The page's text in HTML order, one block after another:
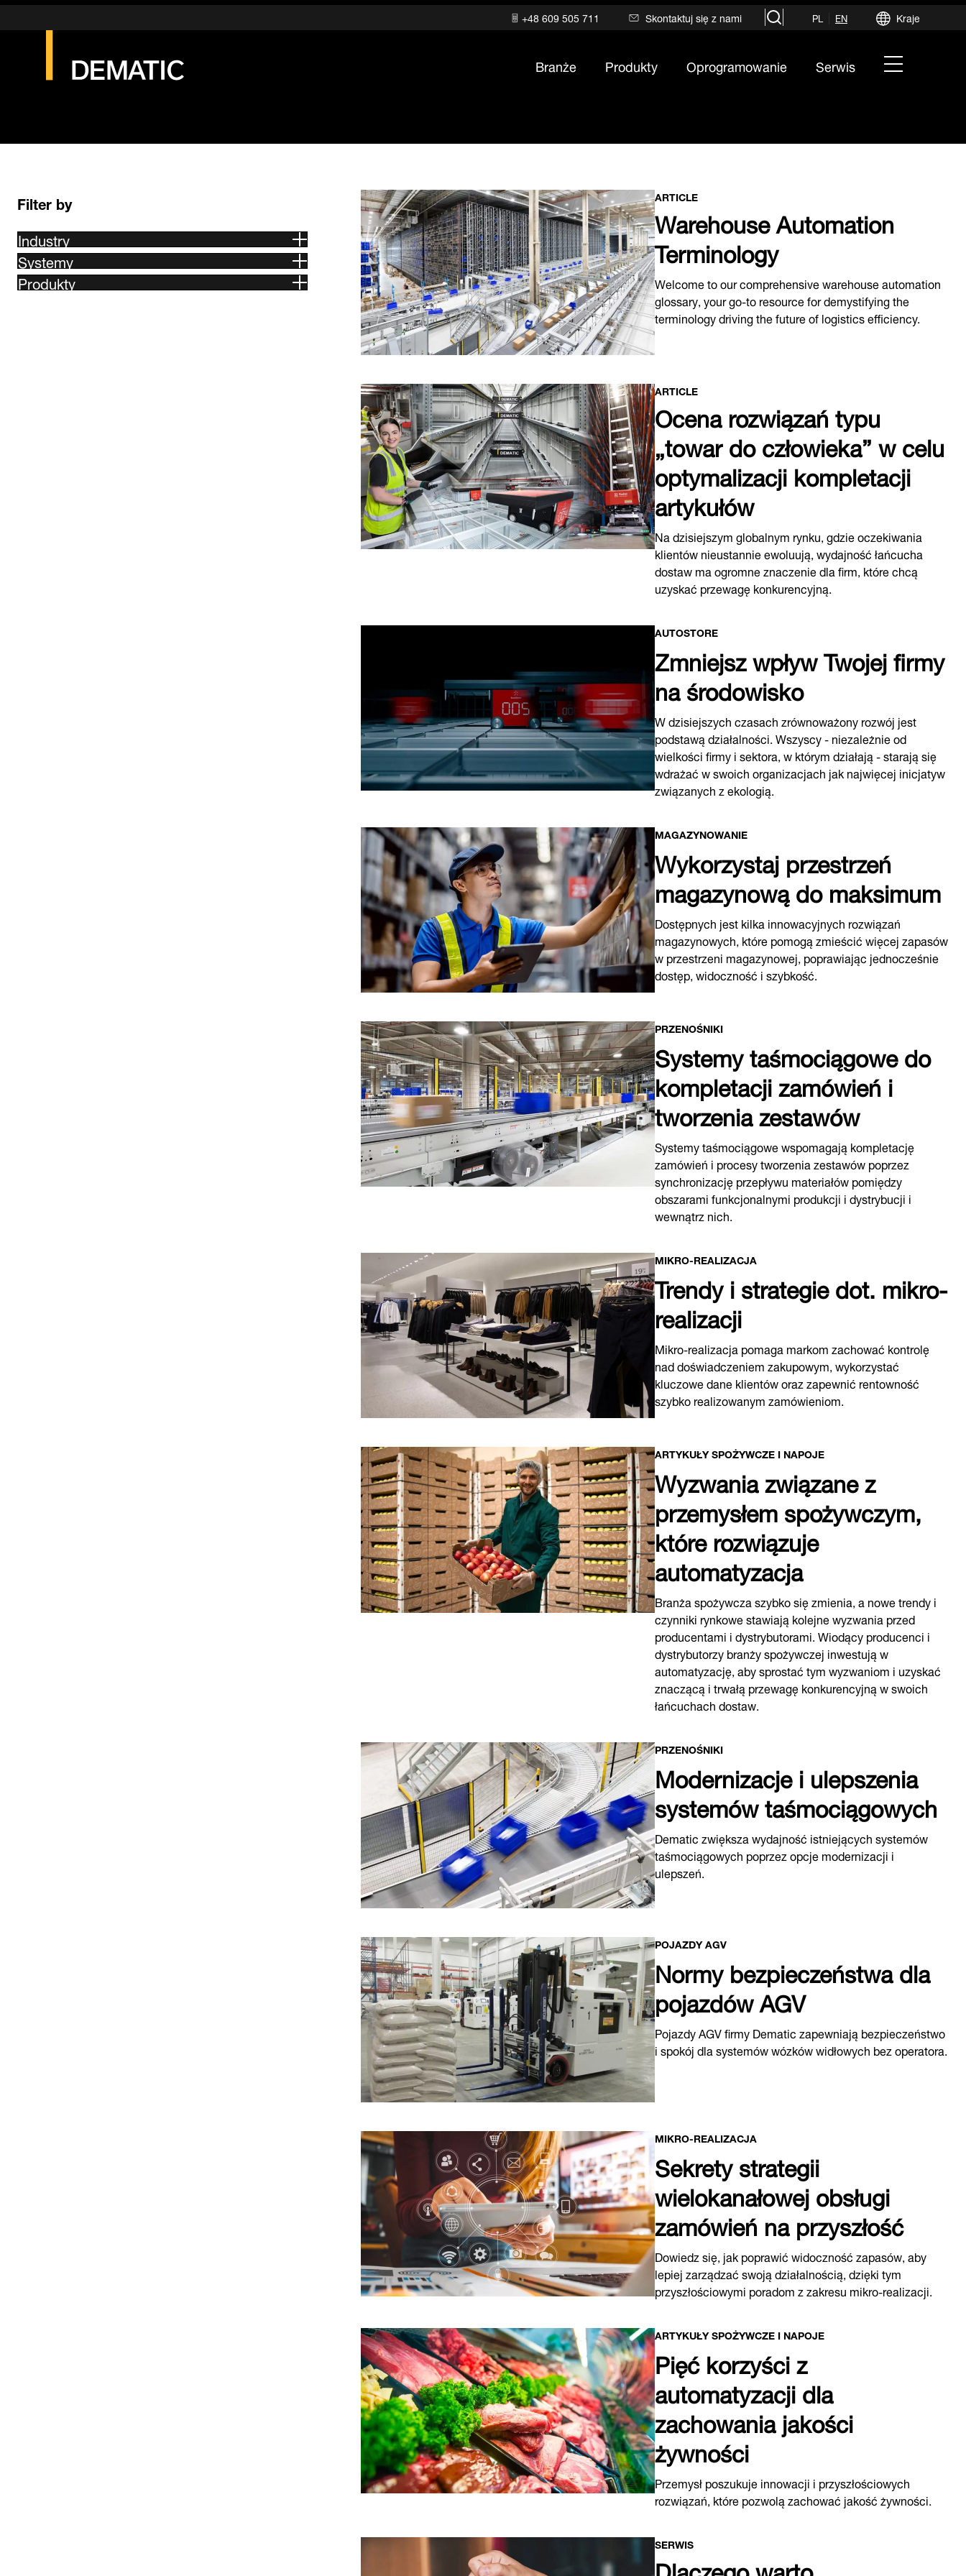
+48 609 505 711 Skontaktuj się z nami search PL EN Kraje
Branże Produkty Oprogramowanie Serwis hamburger
menu
Filter by
Industry
Systemy
Produkty
ARTICLE
Warehouse Automation
Terminology
Welcome to our comprehensive warehouse automation
glossary, your go-to resource for demystifying the
terminology driving the future of logistics efficiency.
ARTICLE
Ocena rozwiązań typu
„towar do człowieka” w celu
optymalizacji kompletacji
artykułów
Na dzisiejszym globalnym rynku, gdzie oczekiwania
klientów nieustannie ewoluują, wydajność łańcucha
dostaw ma ogromne znaczenie dla firm, które chcą
uzyskać przewagę konkurencyjną.
AUTOSTORE
Zmniejsz wpływ Twojej firmy
na środowisko
W dzisiejszych czasach zrównoważony rozwój jest
podstawą działalności. Wszyscy - niezależnie od
wielkości firmy i sektora, w którym działają - starają się
wdrażać w swoich organizacjach jak najwięcej inicjatyw
związanych z ekologią.
MAGAZYNOWANIE
Wykorzystaj przestrzeń
magazynową do maksimum
Dostępnych jest kilka innowacyjnych rozwiązań
magazynowych, które pomogą zmieścić więcej zapasów
w przestrzeni magazynowej, poprawiając jednocześnie
dostęp, widoczność i szybkość.
PRZENOŚNIKI
Systemy taśmociągowe do
kompletacji zamówień i
tworzenia zestawów
Systemy taśmociągowe wspomagają kompletację
zamówień i procesy tworzenia zestawów poprzez
synchronizację przepływu materiałów pomiędzy
obszarami funkcjonalnymi produkcji i dystrybucji i
wewnątrz nich.
MIKRO-REALIZACJA
Trendy i strategie dot. mikro-
realizacji
Mikro-realizacja pomaga markom zachować kontrolę
nad doświadczeniem zakupowym, wykorzystać
kluczowe dane klientów oraz zapewnić rentowność
szybko realizowanym zamówieniom.
ARTYKUŁY SPOŻYWCZE I NAPOJE
Wyzwania związane z
przemysłem spożywczym,
które rozwiązuje
automatyzacja
Branża spożywcza szybko się zmienia, a nowe trendy i
czynniki rynkowe stawiają kolejne wyzwania przed
producentami i dystrybutorami. Wiodący producenci i
dystrybutorzy branży spożywczej inwestują w
automatyzację, aby sprostać tym wyzwaniom i uzyskać
znaczącą i trwałą przewagę konkurencyjną w swoich
łańcuchach dostaw.
PRZENOŚNIKI
Modernizacje i ulepszenia
systemów taśmociągowych
Dematic zwiększa wydajność istniejących systemów
taśmociągowych poprzez opcje modernizacji i
ulepszeń.
POJAZDY AGV
Normy bezpieczeństwa dla
pojazdów AGV
Pojazdy AGV firmy Dematic zapewniają bezpieczeństwo
i spokój dla systemów wózków widłowych bez operatora.
MIKRO-REALIZACJA
Sekrety strategii
wielokanałowej obsługi
zamówień na przyszłość
Dowiedz się, jak poprawić widoczność zapasów, aby
lepiej zarządzać swoją działalnością, dzięki tym
przyszłościowymi poradom z zakresu mikro-realizacji.
ARTYKUŁY SPOŻYWCZE I NAPOJE
Pięć korzyści z
automatyzacji dla
zachowania jakości
żywności
Przemysł poszukuje innowacji i przyszłościowych
rozwiązań, które pozwolą zachować jakość żywności.
SERWIS
Dlaczego warto